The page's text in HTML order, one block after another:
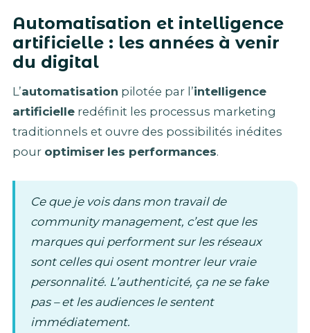
Automatisation et intelligence
artificielle : les années à venir
du digital
L’automatisation pilotée par l’intelligence
artificielle redéfinit les processus marketing
traditionnels et ouvre des possibilités inédites
pour optimiser les performances.
Ce que je vois dans mon travail de
community management, c’est que les
marques qui performent sur les réseaux
sont celles qui osent montrer leur vraie
personnalité. L’authenticité, ça ne se fake
pas – et les audiences le sentent
immédiatement.